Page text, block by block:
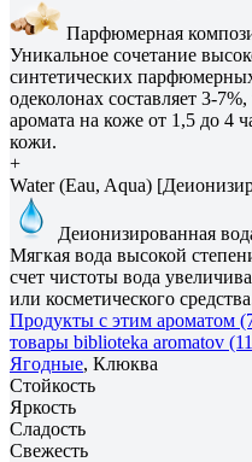
Парфюмерная
Уникальное сочетание
синтетических
одеколонах составляет 3-
аромата на коже от 1,5 до 4
кожи.
+
Water (Eau, Aqua)
Деионизированная
Мягкая вода высокой
счет чистоты вода
или косметического
Продукты с этим ароматом
товары biblioteka aromatov
Ягодные, Клюква
Стойкость
Яркость
Сладость
Свежесть